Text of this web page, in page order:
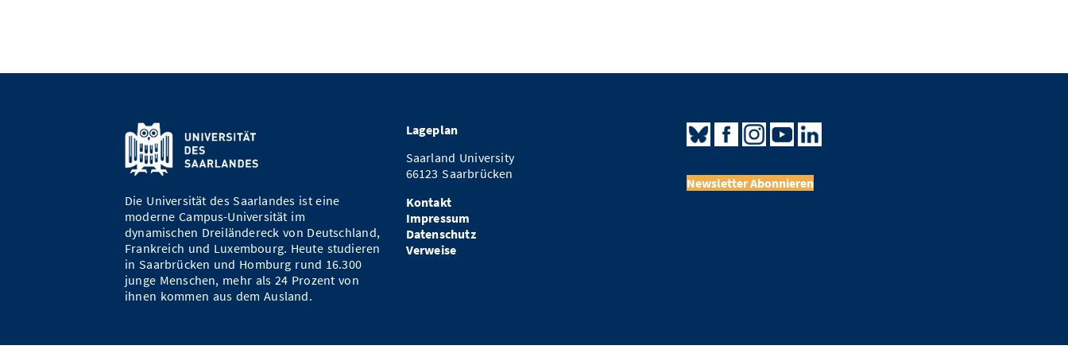
Die Universität des Saarlandes ist eine
moderne Campus-Universität im
dynamischen Dreiländereck von Deutschland,
Frankreich und Luxembourg. Heute studieren
in Saarbrücken und Homburg rund 16.300
junge Menschen, mehr als 24 Prozent von
ihnen kommen aus dem Ausland.
Lageplan
Saarland University
66123 Saarbrücken
Kontakt
Impressum
Datenschutz
Verweise
Newsletter Abonnieren